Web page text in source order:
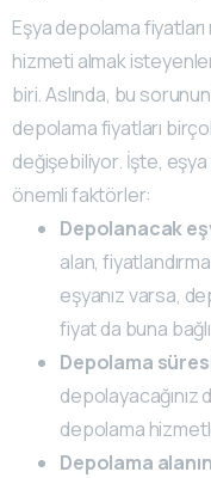
Eşya depolama
hizmeti almak
biri. Aslında, bu
depolama fiyatları
değişebiliyor. İşte, eşya
önemli faktörler:
Depolanacak
alan,
eşyanız varsa,
fiyat da buna
Depolama
depolayacağınız
depolama
Depolama